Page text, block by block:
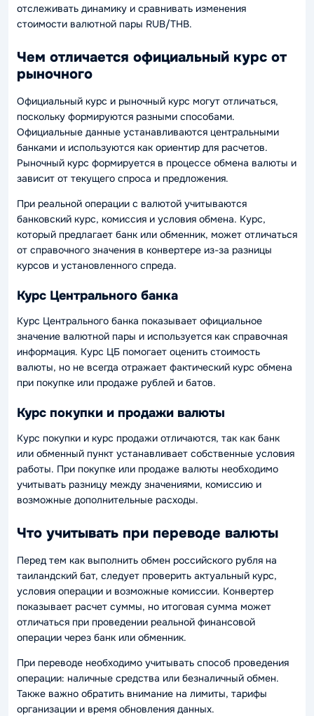
отслеживать динамику и сравнивать изменения
стоимости валютной пары RUB/THB.
Чем отличается официальный курс от
рыночного
Официальный курс и рыночный курс могут отличаться,
поскольку формируются разными способами.
Официальные данные устанавливаются центральными
банками и используются как ориентир для расчетов.
Рыночный курс формируется в процессе обмена валюты и
зависит от текущего спроса и предложения.
При реальной операции с валютой учитываются
банковский курс, комиссия и условия обмена. Курс,
который предлагает банк или обменник, может отличаться
от справочного значения в конвертере из-за разницы
курсов и установленного спреда.
Курс Центрального банка
Курс Центрального банка показывает официальное
значение валютной пары и используется как справочная
информация. Курс ЦБ помогает оценить стоимость
валюты, но не всегда отражает фактический курс обмена
при покупке или продаже рублей и батов.
Курс покупки и продажи валюты
Курс покупки и курс продажи отличаются, так как банк
или обменный пункт устанавливает собственные условия
работы. При покупке или продаже валюты необходимо
учитывать разницу между значениями, комиссию и
возможные дополнительные расходы.
Что учитывать при переводе валюты
Перед тем как выполнить обмен российского рубля на
таиландский бат, следует проверить актуальный курс,
условия операции и возможные комиссии. Конвертер
показывает расчет суммы, но итоговая сумма может
отличаться при проведении реальной финансовой
операции через банк или обменник.
При переводе необходимо учитывать способ проведения
операции: наличные средства или безналичный обмен.
Также важно обратить внимание на лимиты, тарифы
организации и время обновления данных.